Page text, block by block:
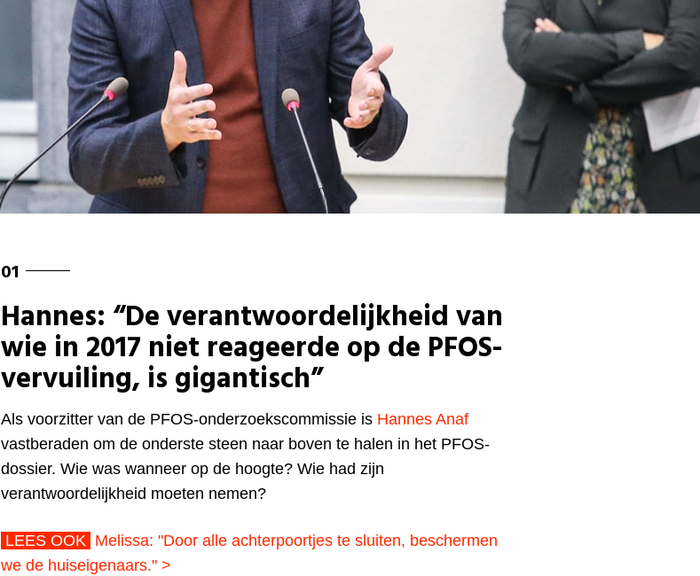
Hannes: “De verantwoordelijkheid van
wie in 2017 niet reageerde op de PFOS-
vervuiling, is gigantisch”
Als voorzitter van de PFOS-onderzoekscommissie is Hannes Anaf
vastberaden om de onderste steen naar boven te halen in het PFOS-
dossier. Wie was wanneer op de hoogte? Wie had zijn
verantwoordelijkheid moeten nemen?
LEES OOK Melissa: "Door alle achterpoortjes te sluiten, beschermen
we de huiseigenaars." >